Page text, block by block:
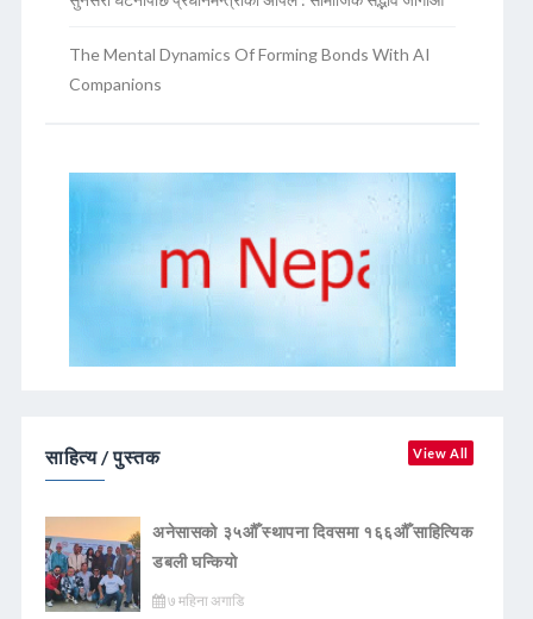
The Mental Dynamics Of Forming Bonds With AI
Companions
साहित्य / पुस्तक View All
अनेसासको ३५औँ स्थापना दिवसमा १६६औँ साहित्यिक
डबली घन्कियाे
७ महिना अगाडि